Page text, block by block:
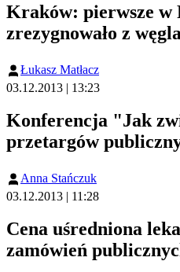
Kraków: pierwsze w
zrezygnowało z węgla
Łukasz Matłacz
03.12.2013 | 13:23
Konferencja "Jak
przetargów
Anna Stańczuk
03.12.2013 | 11:28
Cena uśredniona
zamówień